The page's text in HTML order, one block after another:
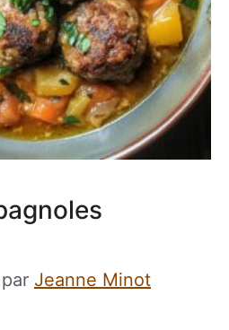
par Jeanne Minot